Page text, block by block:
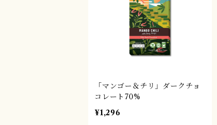
「マンゴー＆チリ」ダークチョ
コレート70%
¥1,296